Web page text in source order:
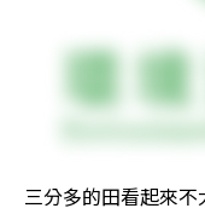
三分多的田看起來